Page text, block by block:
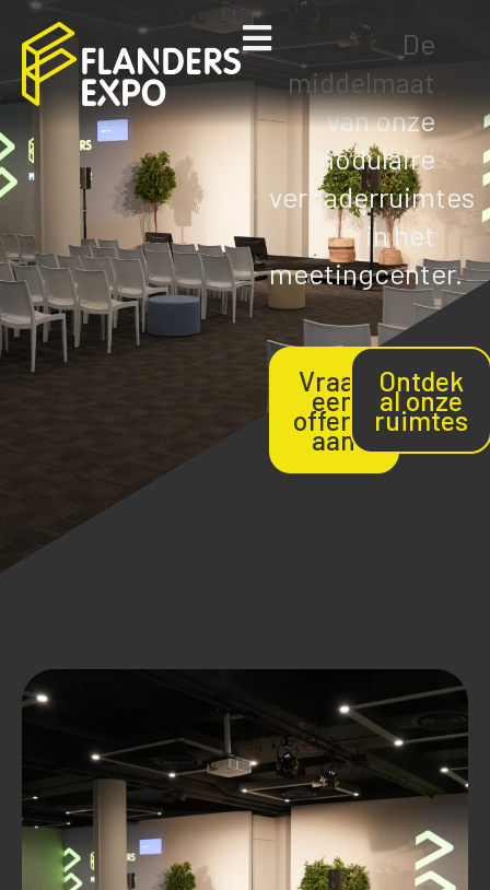
De
middelmaat
van onze
modulaire
vergaderruimtes
in het
meetingcenter.
Vraag
een
offerte
aan
Ontdek
al onze
ruimtes